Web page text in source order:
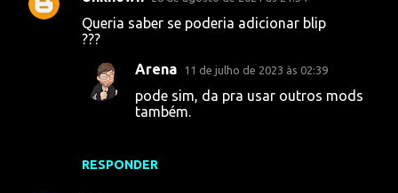
Queria saber se poderia adicionar blip
???
RESPONDER
Arena 11 de julho de 2023 às 02:39
pode sim, da pra usar outros mods
também.